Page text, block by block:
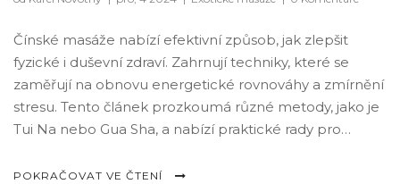
Čínské masáže nabízí efektivní způsob, jak zlepšit
fyzické i duševní zdraví. Zahrnují techniky, které se
zaměřují na obnovu energetické rovnováhy a zmírnění
stresu. Tento článek prozkoumá různé metody, jako je
Tui Na nebo Gua Sha, a nabízí praktické rady pro
Naučíte se využívat starodávné techniky pro snadnější
POKRAČOVAT VE ČTENÍ